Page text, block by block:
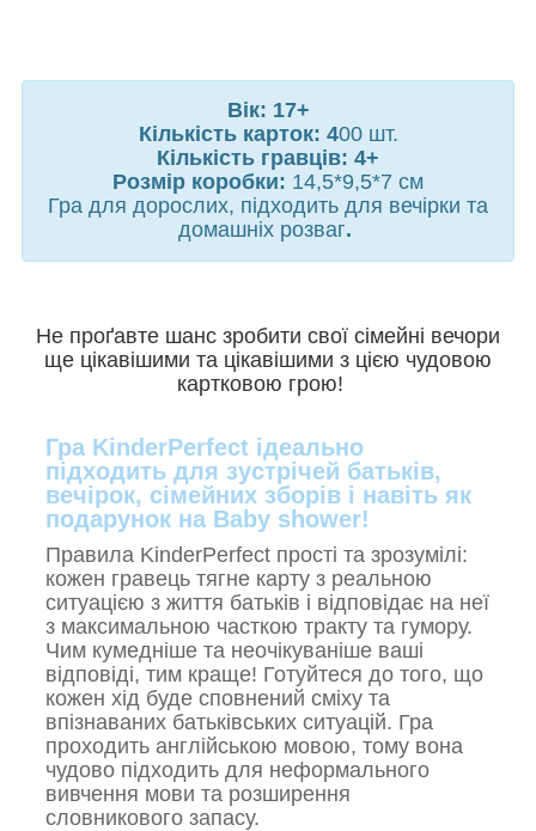
Гра KinderPerfect ідеально
підходить для зустрічей батьків,
вечірок, сімейних зборів і навіть як
подарунок на Baby shower!
Правила KinderPerfect прості та зрозумілі:
кожен гравець тягне карту з реальною
ситуацією з життя батьків і відповідає на неї
з максимальною часткою тракту та гумору.
Чим кумедніше та неочікуваніше ваші
відповіді, тим краще! Готуйтеся до того, що
кожен хід буде сповнений сміху та
впізнаваних батьківських ситуацій. Гра
проходить англійською мовою, тому вона
чудово підходить для неформального
вивчення мови та розширення
словникового запасу.
Не проґавте шанс зробити свої сімейні вечори
ще цікавішими та цікавішими з цією чудовою
картковою грою!
Вік: 17+
Кількість карток: 400 шт.
Кількість гравців: 4+
Розмір коробки: 14,5*9,5*7 см
Гра для дорослих, підходить для вечірки та
домашніх розваг.